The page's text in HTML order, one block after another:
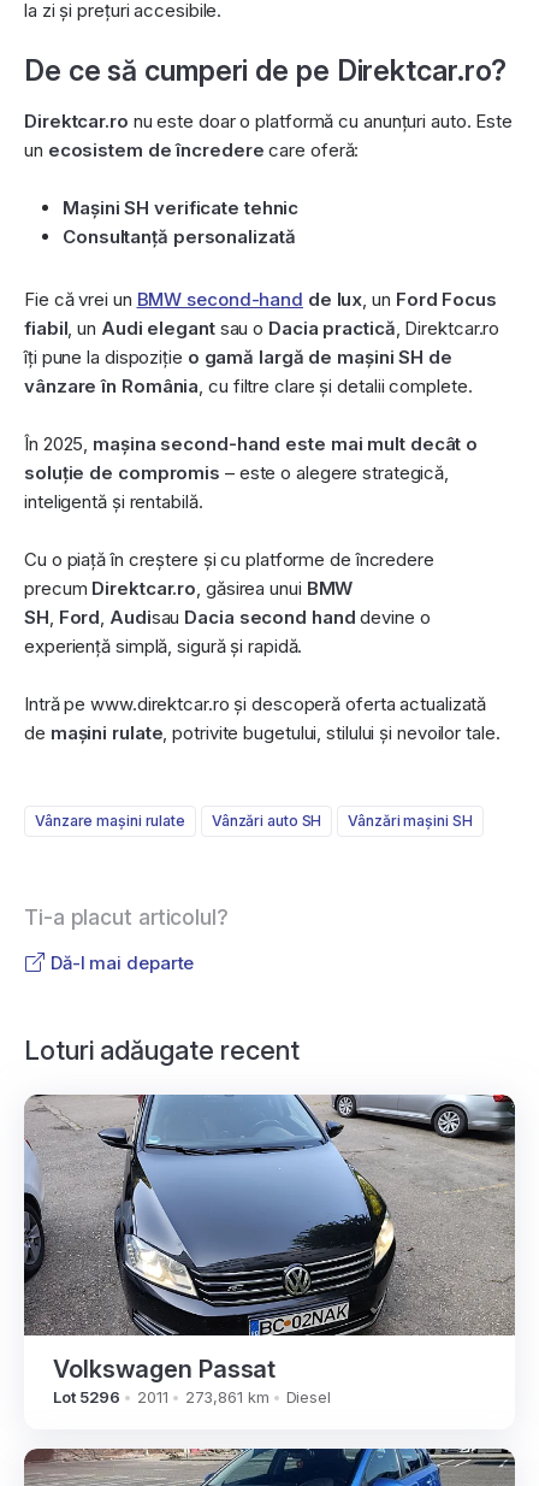
la zi și prețuri accesibile.
De ce să cumperi de pe Direktcar.ro?
Direktcar.ro nu este doar o platformă cu anunțuri auto. Este
un ecosistem de încredere care oferă:
Mașini SH verificate tehnic
Consultanță personalizată
Fie că vrei un BMW second-hand de lux , un Ford Focus
fiabil , un Audi elegantsau o Dacia practică , Direktcar.ro
îți pune la dispoziție o gamă largă de mașini SH de
vânzare în România , cu filtre clare și detalii complete.
În 2025, mașina second-hand este mai mult decât o
soluție de compromis – este o alegere strategică,
inteligentă și rentabilă.
Cu o piață în creștere și cu platforme de încredere
precum Direktcar.ro , găsirea unui BMW
SH Ford Audisau Dacia second hand devine o
experiență simplă, sigură și rapidă.
Intră pe www.direktcar.ro și descoperă oferta actualizată
de mașini rulate , potrivite bugetului, stilului și nevoilor tale.
Vânzare maşini rulate Vânzǎri auto SH Vânzǎri maşini SH
Ti-a placut articolul?
Dă-l mai departe
Loturi adăugate recent
Volkswagen Passat
Lot 5296 2011 273,861 km Diesel